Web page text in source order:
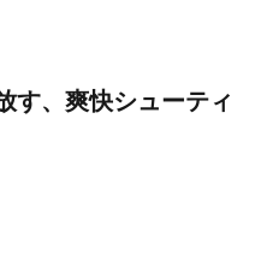
す、爽快シューティ